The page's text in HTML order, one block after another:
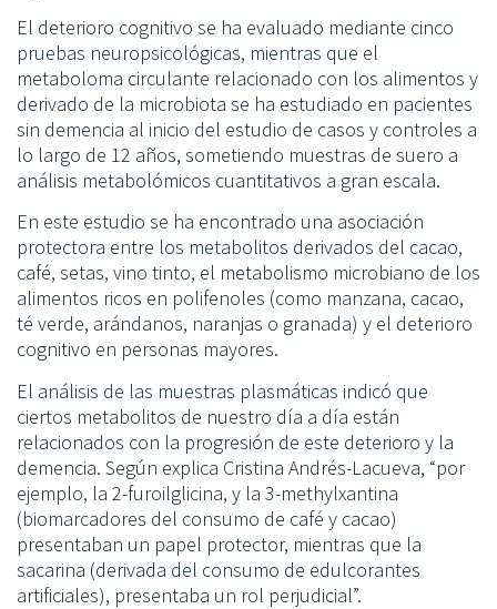
El deterioro cognitivo se ha evaluado mediante cinco
pruebas neuropsicológicas, mientras que el
metaboloma circulante relacionado con los alimentos y
derivado de la microbiota se ha estudiado en pacientes
sin demencia al inicio del estudio de casos y controles a
lo largo de 12 años, sometiendo muestras de suero a
análisis metabolómicos cuantitativos a gran escala.
En este estudio se ha encontrado una asociación
protectora entre los metabolitos derivados del cacao,
café, setas, vino tinto, el metabolismo microbiano de los
alimentos ricos en polifenoles (como manzana, cacao,
té verde, arándanos, naranjas o granada) y el deterioro
cognitivo en personas mayores.
El análisis de las muestras plasmáticas indicó que
ciertos metabolitos de nuestro día a día están
relacionados con la progresión de este deterioro y la
demencia. Según explica Cristina Andrés-Lacueva, “por
ejemplo, la 2-furoilglicina, y la 3-methylxantina
(biomarcadores del consumo de café y cacao)
presentaban un papel protector, mientras que la
sacarina (derivada del consumo de edulcorantes
artificiales), presentaba un rol perjudicial”.